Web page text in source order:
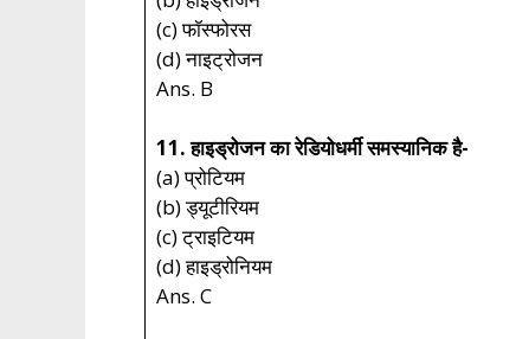
(c) फॉस्फोरस
(d) नाइट्रोजन
Ans. B
11. हाइड्रोजन का रेडियोधर्मी समस्यानिक है-
(a) प्रोटियम
(b) ड्यूटीरियम
(c) ट्राइटियम
(d) हाइड्रोनियम
Ans. C